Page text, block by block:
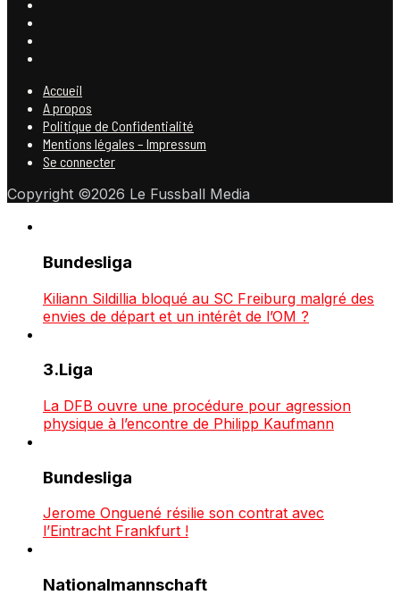
Accueil
A propos
Politique de Confidentialité
Mentions légales – Impressum
Se connecter
Copyright ©2026 Le Fussball Media
Bundesliga
Kiliann Sildillia bloqué au SC Freiburg malgré des
envies de départ et un intérêt de l’OM ?
3.Liga
La DFB ouvre une procédure pour agression
physique à l’encontre de Philipp Kaufmann
Bundesliga
Jerome Onguené résilie son contrat avec
l’Eintracht Frankfurt !
Nationalmannschaft